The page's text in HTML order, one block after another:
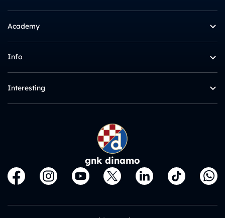
Academy
Info
Interesting
gnk dinamo